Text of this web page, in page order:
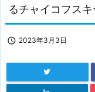
るチャイコフス
 2023年3月3日